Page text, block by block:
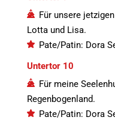
Für unsere
Lotta und Lisa.
Pate/Patin: Dora
Untertor 10
Für meine
Regenbogenland.
Pate/Patin: Dora